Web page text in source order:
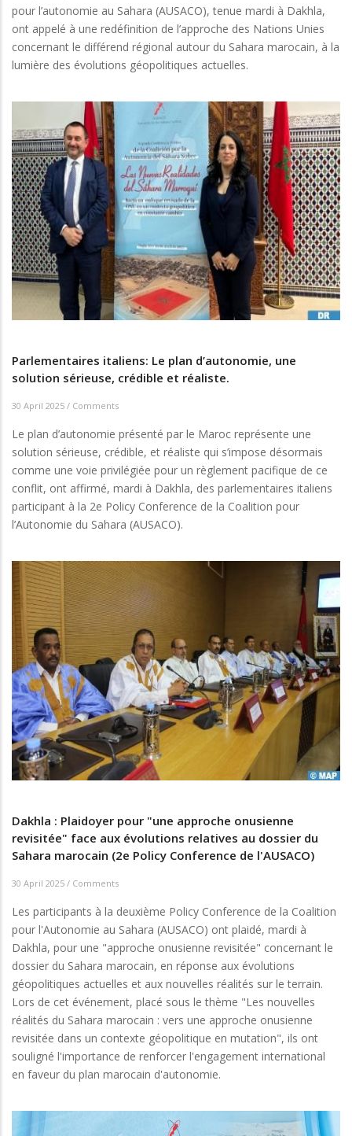
pour l’autonomie au Sahara (AUSACO), tenue mardi à Dakhla,
ont appelé à une redéfinition de l’approche des Nations Unies
concernant le différend régional autour du Sahara marocain, à la
lumière des évolutions géopolitiques actuelles.
Parlementaires italiens: Le plan d’autonomie, une
solution sérieuse, crédible et réaliste.
30 April 2025 / Comments
Le plan d’autonomie présenté par le Maroc représente une
solution sérieuse, crédible, et réaliste qui s’impose désormais
comme une voie privilégiée pour un règlement pacifique de ce
conflit, ont affirmé, mardi à Dakhla, des parlementaires italiens
participant à la 2e Policy Conference de la Coalition pour
l’Autonomie du Sahara (AUSACO).
Dakhla : Plaidoyer pour "une approche onusienne
revisitée" face aux évolutions relatives au dossier du
Sahara marocain (2e Policy Conference de l'AUSACO)
30 April 2025 / Comments
Les participants à la deuxième Policy Conference de la Coalition
pour l'Autonomie au Sahara (AUSACO) ont plaidé, mardi à
Dakhla, pour une "approche onusienne revisitée" concernant le
dossier du Sahara marocain, en réponse aux évolutions
géopolitiques actuelles et aux nouvelles réalités sur le terrain.
Lors de cet événement, placé sous le thème "Les nouvelles
réalités du Sahara marocain : vers une approche onusienne
revisitée dans un contexte géopolitique en mutation", ils ont
souligné l'importance de renforcer l'engagement international
en faveur du plan marocain d'autonomie.